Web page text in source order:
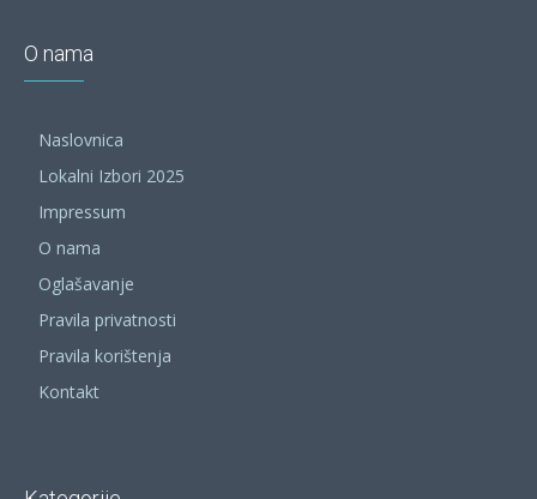
O nama
Naslovnica
Lokalni Izbori 2025
Impressum
O nama
Oglašavanje
Pravila privatnosti
Pravila korištenja
Kontakt